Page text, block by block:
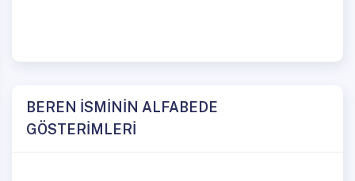
BEREN İSMİNİN ALFABEDE
GÖSTERİMLERİ